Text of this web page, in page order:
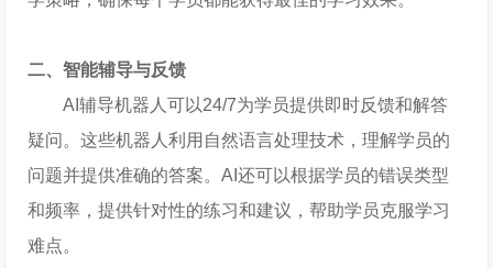
二、智能辅导与反馈
AI辅导机器人可以24/7为学员提供即时反馈和解答
疑问。这些机器人利用自然语言处理技术，理解学员的
问题并提供准确的答案。AI还可以根据学员的错误类型
和频率，提供针对性的练习和建议，帮助学员克服学习
难点。